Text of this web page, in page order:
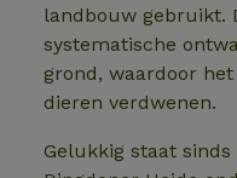
landbouw gebruikt.
systematische
grond, waardoor
dieren verdwenen.
Gelukkig staat